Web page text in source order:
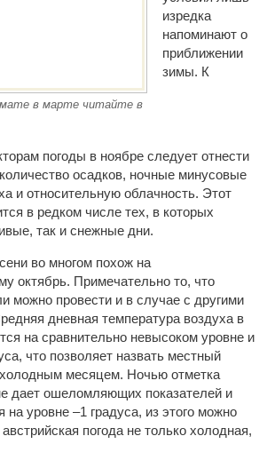
в марте читайте в
изредка
напоминают о
приближении
зимы. К
погоды в ноябре следует отнести
осадков, ночные минусовые
и относительную облачность. Этот
в редком числе тех, в которых
так и снежные дни.
во многом похож на
октябрь. Примечательно то, что
можно провести и в случае с другими
дневная температура воздуха в
на сравнительно невысоком уровне и
что позволяет назвать местный
месяцем. Ночью отметка
дает ошеломляющих показателей и
на уровне –1 градуса, из этого можно
погода не только холодная,